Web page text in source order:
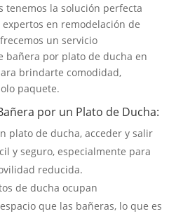
tenemos la solución perfecta
en remodelación de
un servicio
bañera por plato de ducha en
brindarte comodidad,
paquete.
por un Plato de Ducha:
plato de ducha, acceder y salir
y seguro, especialmente para
reducida.
de ducha ocupan
que las bañeras, lo que es